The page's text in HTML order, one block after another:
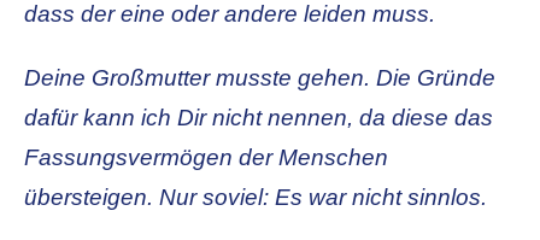
dass der eine oder andere leiden muss.
Deine Großmutter musste gehen. Die Gründe
dafür kann ich Dir nicht nennen, da diese das
Fassungsvermögen der Menschen
übersteigen. Nur soviel: Es war nicht sinnlos.